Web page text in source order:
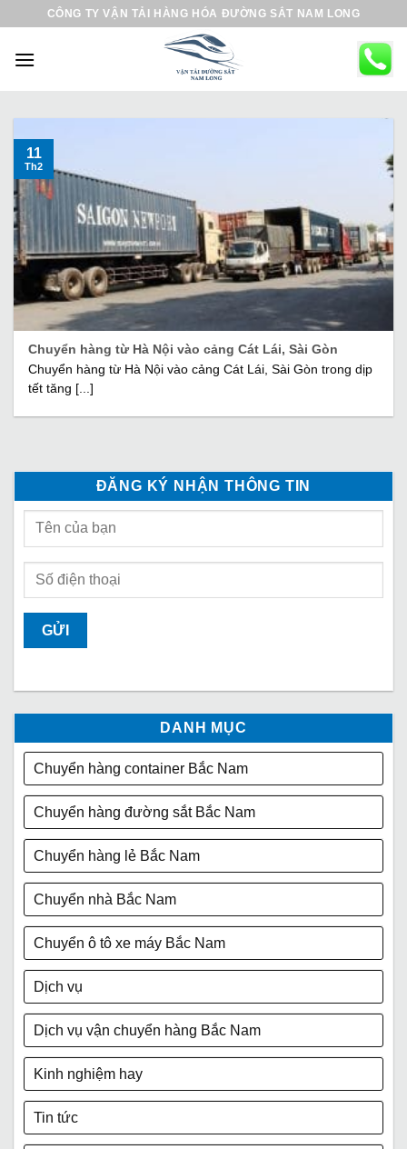
CÔNG TY VẬN TẢI HÀNG HÓA ĐƯỜNG SẮT NAM LONG
Chuyển hàng từ Hà Nội vào cảng Cát Lái, Sài Gòn
Chuyển hàng từ Hà Nội vào cảng Cát Lái, Sài Gòn trong dịp
tết tăng [...]
11
Th2
ĐĂNG KÝ NHẬN THÔNG TIN
DANH MỤC
Chuyển hàng container Bắc Nam
Chuyển hàng đường sắt Bắc Nam
Chuyển hàng lẻ Bắc Nam
Chuyển nhà Bắc Nam
Chuyển ô tô xe máy Bắc Nam
Dịch vụ
Dịch vụ vận chuyển hàng Bắc Nam
Kinh nghiệm hay
Tin tức